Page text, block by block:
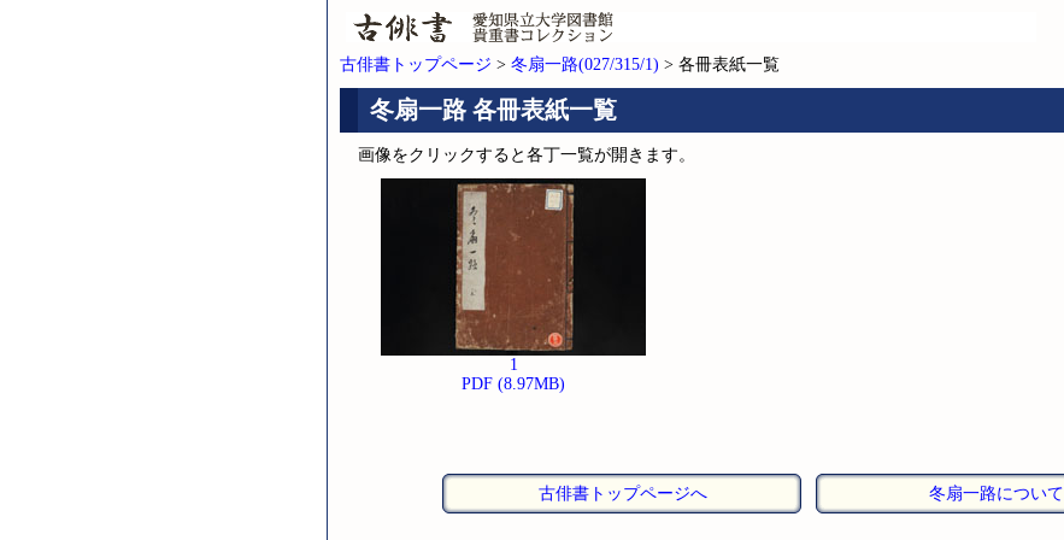
古俳書トップページ > 冬扇一路(027/315/1) > 各冊表紙一覧
冬扇一路 各冊表紙一覧
画像をクリックすると各丁一覧が開きます。
1
PDF (8.97MB)
古俳書トップページへ 冬扇一路について